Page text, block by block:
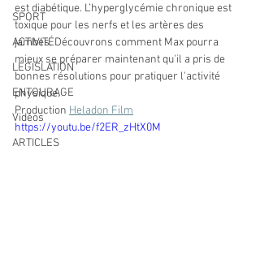
SPORT
ACTIVITÉ
LÉGISLATION
ENTOURAGE
Vidéos
ARTICLES
est diabétique. L’hyperglycémie chronique est
toxique pour les nerfs et les artères des
jambes. Découvrons comment Max pourra
mieux se préparer maintenant qu'il a pris de
bonnes résolutions pour pratiquer l'activité
physique.
Production Heladon Film
https://youtu.be/f2ER_zHtX0M